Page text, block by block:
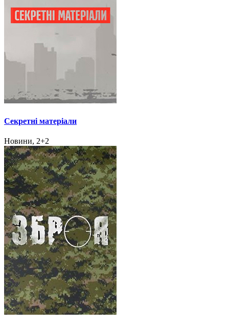
Секретні матеріали
Новини, 2+2